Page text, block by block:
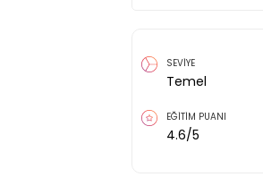
SEVİYE
Temel
EĞİTİM PUANI
4.6/5